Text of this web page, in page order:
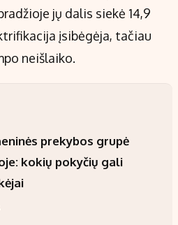
jų dalis siekė 14,9
įsibėgėja, tačiau
neišlaiko.
prekybos grupė
kokių pokyčių gali